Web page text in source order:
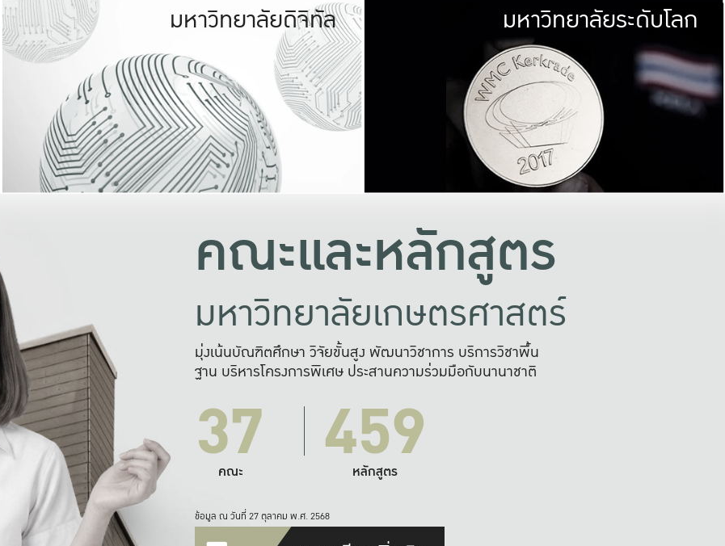
มหาวิทยาลัยรับผิดชอบต่อสังคม
ร่วมมือกับชุมชน เพื่อความกินดีอยู่ดี
และความสุขอย่างยั่งยืน
มองปัญหาในภาพกว้าง
แก้ไขจากปัญหาจุดเล็กๆ
มหาวิทยาลัยดิจิทัล มหาวิทยา
พร้อมที่จ
และผลักดันในการใช้ระบบส
เพื่อการทำงานแ
มหาวิทยาลัยระดับโลก
คณะและหลักสูตร
มหาวิทยาลัยเกษตรศาสตร์
มุ่งเน้นบัณฑิตศึกษา วิจัยขั้นสูง พัฒนาวิชาการ บริการวิชาพื้น
ฐาน บริหารโครงการพิเศษ ประสานความร่วมมือกับนานาชาติ
37
คณะ 459
หลักสูตร
ข้อมูล ณ วันที่ 27 ตุลาคม พ.ศ. 2568